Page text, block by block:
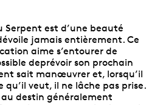
Serpent est d’une beauté
jamais entièrement. Ce
aime s’entourer de
deprévoir son prochain
sait manœuvrer et, lorsqu’il
veut, il ne lâche pas prise.
destin généralement